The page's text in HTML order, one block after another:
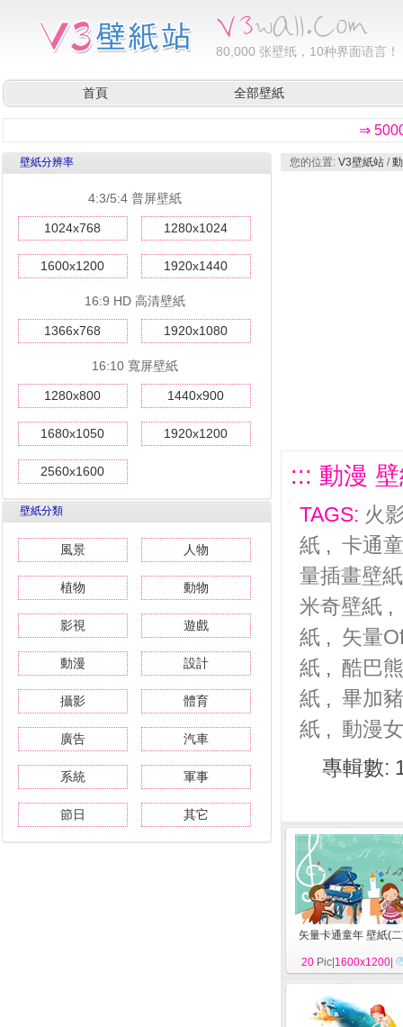
80,000 张壁纸，10种界面语言！
首頁 全部壁紙
⇒
壁紙分辨率
4:3/5:4 普屏壁紙
1024x768 1280x1024
1600x1200 1920x1440
16:9 HD 高清壁紙
1366x768 1920x1080
16:10 寬屏壁紙
1280x800 1440x900
1680x1050 1920x1200
2560x1600
壁紙分類
風景 人物
植物 動物
影視 遊戲
動漫 設計
攝影 體育
廣告 汽車
系統 軍事
節日 其它
您的位置: V3壁紙站 /
::: 動漫
TAGS: 火
紙 , 卡通
量插畫壁紙
米奇壁紙 ,
紙 , 矢量
紙 , 酷巴
紙 , 畢加
紙 , 動漫
專輯數:
矢量卡通童年 壁紙(
20 Pic| 1600x1200